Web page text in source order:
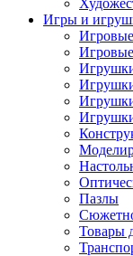
Игры и
Пазлы
Товары